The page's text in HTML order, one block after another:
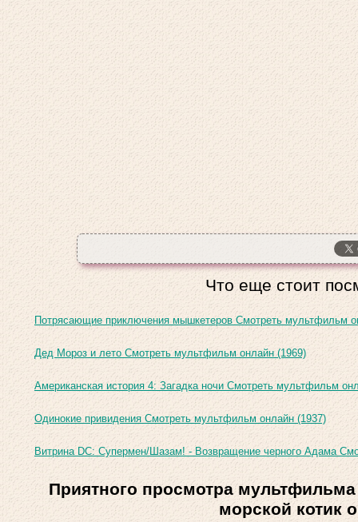
Что еще стоит
Потрясающие приключения мышкетеров Смотреть мультфильм
Дед Мороз и лето Смотреть мультфильм онлайн (1969)
Американская история 4: Загадка ночи Смотреть мультфильм
Одинокие привидения Смотреть мультфильм онлайн (1937)
Витрина DC: Супермен/Шазам! - Возвращение черного Адама
Приятного просмотра
морской котик